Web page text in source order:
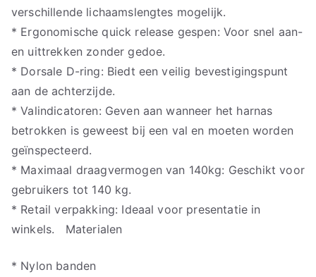
verschillende lichaamslengtes mogelijk.
* Ergonomische quick release gespen: Voor snel aan-
en uittrekken zonder gedoe.
* Dorsale D-ring: Biedt een veilig bevestigingspunt
aan de achterzijde.
* Valindicatoren: Geven aan wanneer het harnas
betrokken is geweest bij een val en moeten worden
geïnspecteerd.
* Maximaal draagvermogen van 140kg: Geschikt voor
gebruikers tot 140 kg.
* Retail verpakking: Ideaal voor presentatie in
winkels. Materialen
* Nylon banden